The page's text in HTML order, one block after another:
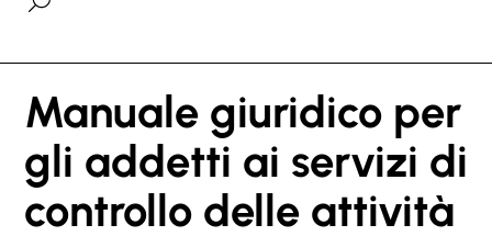
Manuale giuridico per
gli addetti ai servizi di
controllo delle attività